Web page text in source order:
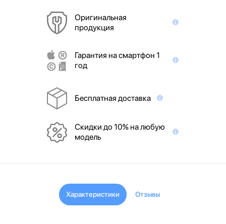
Оригинальная
продукция
Гарантия на смартфон 1
год
Бесплатная доставка
Скидки до 10% на любую
модель
Характеристики Отзывы